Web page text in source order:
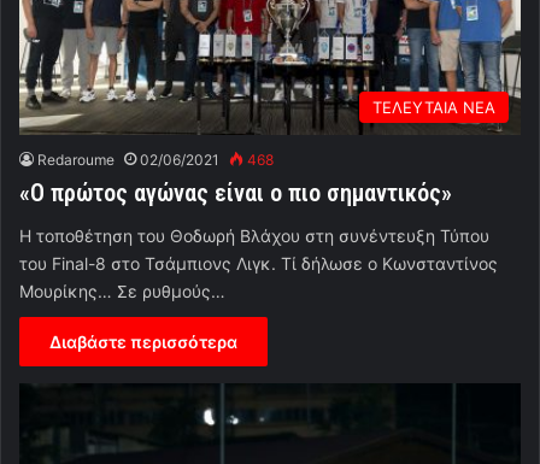
ΤΕΛΕΥΤΑΙΑ ΝΕΑ
Redaroume 02/06/2021 468
«Ο πρώτος αγώνας είναι ο πιο σημαντικός»
Η τοποθέτηση του Θοδωρή Βλάχου στη συνέντευξη Τύπου
του Final-8 στο Τσάμπιονς Λιγκ. Τί δήλωσε ο Κωνσταντίνος
Μουρίκης… Σε ρυθμούς…
Διαβάστε περισσότερα